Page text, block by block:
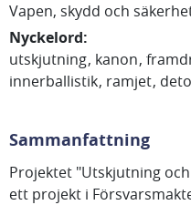
Vapen, skydd och
Nyckelord:
utskjutning kanon
innerballistik ramjet
Sammanfattning
Projektet "Utskjutning
ett projekt i